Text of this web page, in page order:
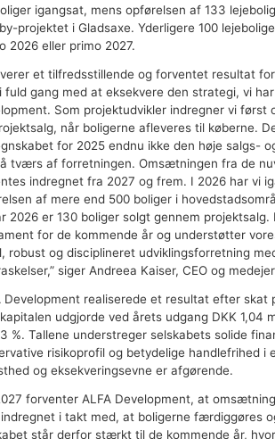
igangsat, mens opførelsen af 133
projektet i Gladsaxe. Yderligere 100
2026 eller primo 2027.
et tilfredsstillende og forventet resultat
fuld gang med at eksekvere den strategi, vi
Som projektudvikler indregner vi
når boligerne afleveres til køberne.
for 2025 endnu ikke den høje salgs-
tværs af forretningen. Omsætningen fra de
indregnet fra 2027 og frem. I 2026 har vi
af mere end 500 boliger i
2026 er 130 boliger solgt gennem
for de kommende år og understøtter
robust og disciplineret udviklingsforretning
siger Andreea Kaiser, CEO og
Development realiserede et resultat efter skat
udgjorde ved årets udgang DKK 1,04
%. Tallene understreger selskabets solide
risikoprofil og betydelige handlefrihed i
og eksekveringsevne er afgørende.
forventer ALFA Development, at
i takt med, at boligerne færdiggøres
står derfor stærkt til de kommende år,